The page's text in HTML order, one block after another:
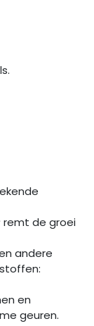
remt de groei
andere
en
geuren.